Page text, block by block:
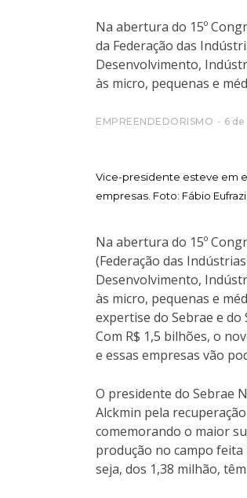
Na abertura do 15º
da Federação das
Desenvolvimento,
às micro, pequenas e
EMPREENDEDORISMO 6
Vice-presidente esteve em
empresas. Foto: Fábio
Na abertura do 15º
(Federação das
Desenvolvimento,
às micro, pequenas e
expertise do Sebrae e do
Com R$ 1,5 bilhões, o
e essas empresas vão
O presidente do Sebrae
Alckmin pela
comemorando o maior
produção no campo
seja, dos 1,38 milhão,